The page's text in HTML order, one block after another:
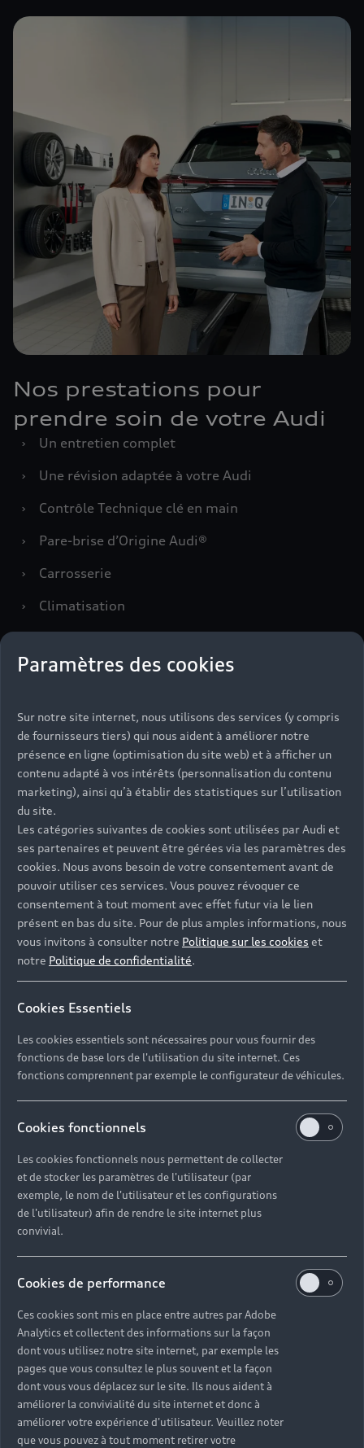
Paramètres des cookies
Sur notre site internet, nous utilisons des services (y compris
de fournisseurs tiers) qui nous aident à améliorer notre
présence en ligne (optimisation du site web) et à afficher un
contenu adapté à vos intérêts (personnalisation du contenu
marketing), ainsi qu’à établir des statistiques sur l’utilisation
du site.
Les catégories suivantes de cookies sont utilisées par Audi et
ses partenaires et peuvent être gérées via les paramètres des
cookies. Nous avons besoin de votre consentement avant de
pouvoir utiliser ces services. Vous pouvez révoquer ce
consentement à tout moment avec effet futur via le lien
présent en bas du site. Pour de plus amples informations, nous
vous invitons à consulter notre Politique sur les cookies et
notre Politique de confidentialité.
Cookies Essentiels
Les cookies essentiels sont nécessaires pour vous fournir des
fonctions de base lors de l'utilisation du site internet. Ces
fonctions comprennent par exemple le configurateur de véhicules.
Cookies fonctionnels
Les cookies fonctionnels nous permettent de collecter
et de stocker les paramètres de l'utilisateur (par
exemple, le nom de l'utilisateur et les configurations
de l'utilisateur) afin de rendre le site internet plus
convivial.
Cookies de performance
Ces cookies sont mis en place entre autres par Adobe
Analytics et collectent des informations sur la façon
dont vous utilisez notre site internet, par exemple les
pages que vous consultez le plus souvent et la façon
dont vous vous déplacez sur le site. Ils nous aident à
améliorer la convivialité du site internet et donc à
améliorer votre expérience d'utilisateur. Veuillez noter
que vous pouvez à tout moment retirer votre
Nos prestations pour
prendre soin de votre Audi
›
Un entretien complet
›
Une révision adaptée à votre Audi
›
Contrôle Technique clé en main
›
Pare-brise d’Origine Audi®
›
Carrosserie
›
Climatisation
Votre devis en quelques clics
Suivez ces étapes pour accéder à notre catalogue de
prestations adapté à votre Audi, prendre rendez-vous
et payer en toute simplicité.
Se munir de son numéro d’immatriculation
Sélectionner le Partenaire proche de chez soi
Ajouter les prestations au panier selon ses
besoins
Prendre rendez-vous en ligne au créneau de son
choix
Payer en ligne rapidement et de manière
sécurisée